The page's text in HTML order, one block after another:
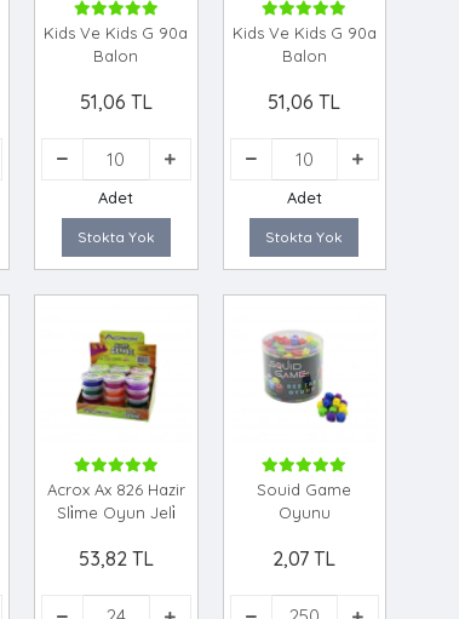
Kids Ve Kids G 90a
Balon
51,06 TL
Adet
Stokta Yok
Kids Ve Kids G 90a
Balon
51,06 TL
Adet
Stokta Yok
Acrox Ax 826 Hazir
Sli̇me Oyun Jeli̇
53,82 TL
Souid Game
Oyunu
2,07 TL